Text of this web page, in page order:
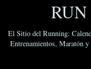
El Sitio del Running:
Entrenamientos, Maratón